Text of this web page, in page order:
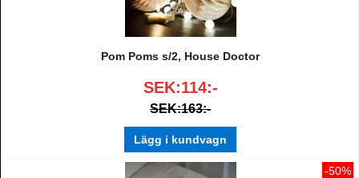
Pom Poms s/2, House Doctor
SEK:114:-
SEK:163:-
Lägg i kundvagn
-50%